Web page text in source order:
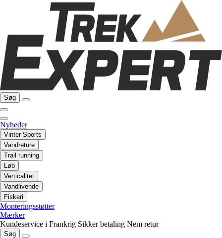
Søg
Nyheder
Vinter Sports
Vandreture
Trail running
Løb
Verticalitet
Vandlivende
Fiskeri
Monteringsstøtter
Mærker
Kundeservice i Frankrig Sikker betaling Nem retur
Søg